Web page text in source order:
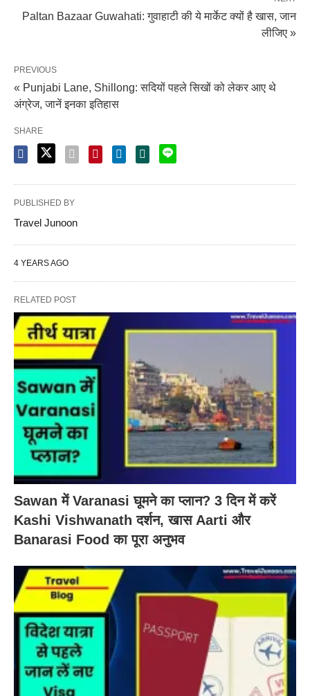
Paltan Bazaar Guwahati: गुवाहाटी की ये मार्केट क्यों है खास, जान
लीजिए »
PREVIOUS
« Punjabi Lane, Shillong: सदियों पहले सिखों को लेकर आए थे
अंग्रेज, जानें इनका इतिहास
SHARE
PUBLISHED BY
Travel Junoon
4 YEARS AGO
RELATED POST
Sawan में Varanasi घूमने का प्लान? 3 दिन में करें
Kashi Vishwanath दर्शन, खास Aarti और
Banarasi Food का पूरा अनुभव